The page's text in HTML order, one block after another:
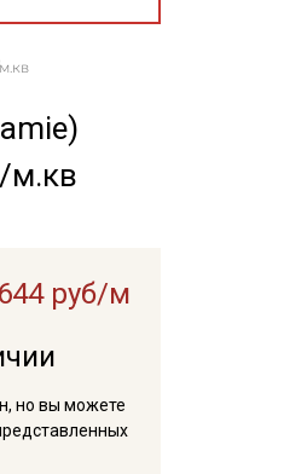
м.кв
руб/м
но вы можете